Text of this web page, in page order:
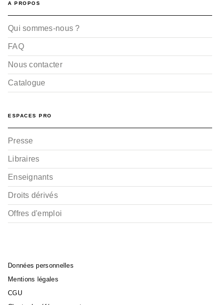
A PROPOS
Qui sommes-nous ?
FAQ
Nous contacter
Catalogue
ESPACES PRO
Presse
Libraires
Enseignants
Droits dérivés
Offres d'emploi
Données personnelles
Mentions légales
CGU